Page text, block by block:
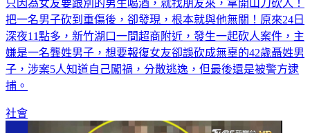
只因為女友要跟別的男生喝酒，就找朋友來，拿開山刀砍人！
把一名男子砍到重傷後，卻發現，根本就與他無關！原來24日
深夜11點多，新竹湖口一間超商附近，發生一起砍人案件，主
嫌是一名龔姓男子，想要報復女友卻誤砍成無辜的42歲聶姓男
子，涉案5人知道自己闖禍，分散逃逸，但最後還是被警方逮
捕。
社會